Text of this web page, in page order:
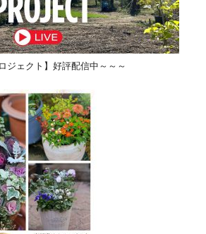
ジェクト】好評配信中～～～